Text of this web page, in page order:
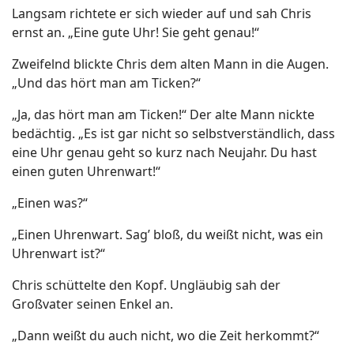
Langsam richtete er sich wieder auf und sah Chris
ernst an. „Eine gute Uhr! Sie geht genau!“
Zweifelnd blickte Chris dem alten Mann in die Augen.
„Und das hört man am Ticken?“
„Ja, das hört man am Ticken!“ Der alte Mann nickte
bedächtig. „Es ist gar nicht so selbstverständlich, dass
eine Uhr genau geht so kurz nach Neujahr. Du hast
einen guten Uhrenwart!“
„Einen was?“
„Einen Uhrenwart. Sag’ bloß, du weißt nicht, was ein
Uhrenwart ist?“
Chris schüttelte den Kopf. Ungläubig sah der
Großvater seinen Enkel an.
„Dann weißt du auch nicht, wo die Zeit herkommt?“